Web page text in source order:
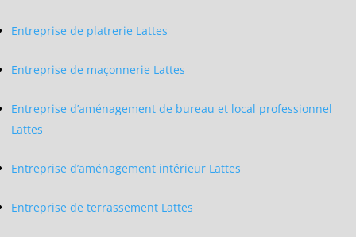
Entreprise de platrerie Lattes
Entreprise de maçonnerie Lattes
Entreprise d’aménagement de bureau et local professionnel
Lattes
Entreprise d’aménagement intérieur Lattes
Entreprise de terrassement Lattes